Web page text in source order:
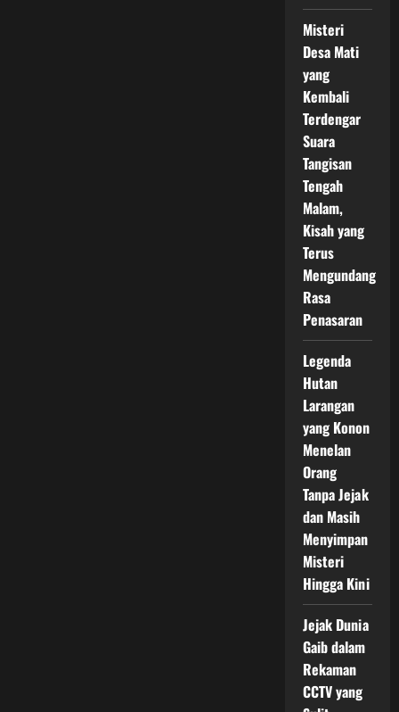
Misteri
Desa Mati
yang
Kembali
Terdengar
Suara
Tangisan
Tengah
Malam,
Kisah yang
Terus
Mengundang
Rasa
Penasaran
Legenda
Hutan
Larangan
yang Konon
Menelan
Orang
Tanpa Jejak
dan Masih
Menyimpan
Misteri
Hingga Kini
Jejak Dunia
Gaib dalam
Rekaman
CCTV yang